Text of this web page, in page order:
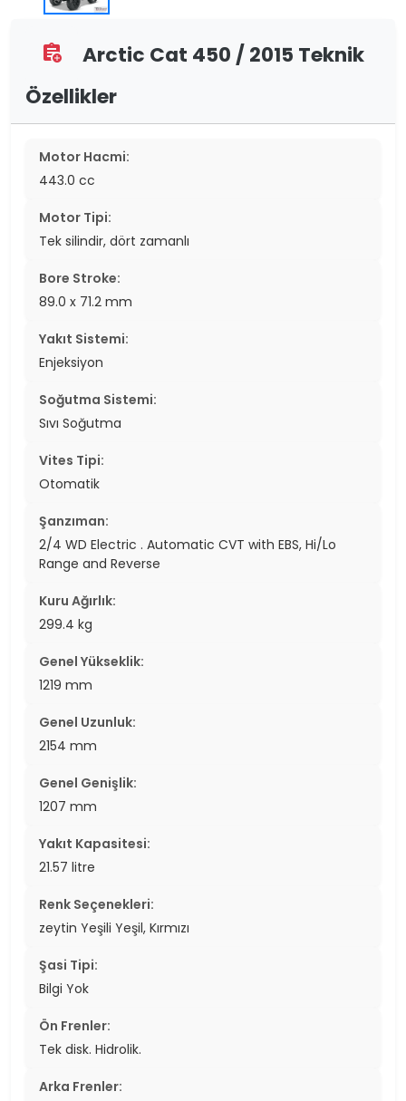
assignment_add
Arctic Cat 450 / 2015 Teknik
Özellikler
Motor Hacmi:
443.0 cc
Motor Tipi:
Tek silindir, dört zamanlı
Bore Stroke:
89.0 x 71.2 mm
Yakıt Sistemi:
Enjeksiyon
Soğutma Sistemi:
Sıvı Soğutma
Vites Tipi:
Otomatik
Şanzıman:
2/4 WD Electric . Automatic CVT with EBS, Hi/Lo
Range and Reverse
Kuru Ağırlık:
299.4 kg
Genel Yükseklik:
1219 mm
Genel Uzunluk:
2154 mm
Genel Genişlik:
1207 mm
Yakıt Kapasitesi:
21.57 litre
Renk Seçenekleri:
zeytin Yeşili Yeşil, Kırmızı
Şasi Tipi:
Bilgi Yok
Ön Frenler:
Tek disk. Hidrolik.
Arka Frenler: